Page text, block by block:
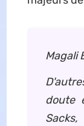
Magali
doute